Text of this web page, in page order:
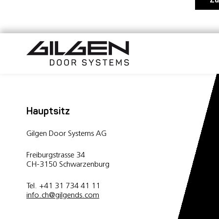
Hauptsitz
Gilgen Door Systems AG
Freiburgstrasse 34
CH-3150 Schwarzenburg
Tel. +41 31 734 41 11
info.ch@gilgends.com